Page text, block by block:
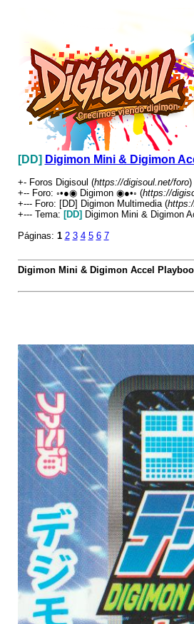
[DD] Digimon Mini & Digimon
+- Foros Digisoul (https://digisoul.net/foro)
+-- Foro: ◦•●◉ Digimon ◉●•◦ (https://
+--- Foro: [DD] Digimon Multimedia (
+--- Tema: [DD] Digimon Mini & Digimon
Páginas: 1 2 3 4 5 6 7
Digimon Mini & Digimon Accel